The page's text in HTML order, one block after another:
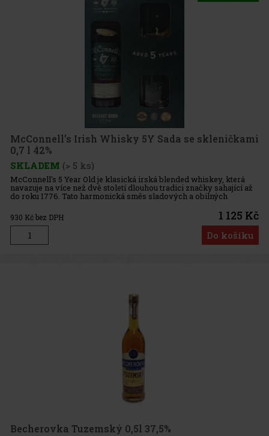
McConnell’s Irish Whisky 5Y Sada se skleničkami
0,7 l 42%
SKLADEM (> 5 ks)
McConnell's 5 Year Old je klasická irská blended whiskey, která
navazuje na více než dvě století dlouhou tradici značky sahající až
do roku 1776. Tato harmonická směs sladových a obilných
whiskey zraje pět let v pečlivě vybraných sudech po bourbonu p
930 Kč bez DPH 1 125 Kč
Do košíku
Becherovka Tuzemský 0,5l 37,5%